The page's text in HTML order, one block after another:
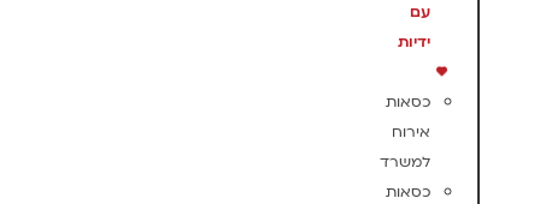
עם
ידיות
כסאות
אירוח
למשרד
כסאות